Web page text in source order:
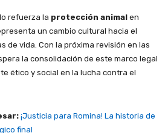
refuerza la protección animal en
un cambio cultural hacia el
de vida. Con la próxima revisión en las
la consolidación de este marco legal
ético y social en la lucha contra el
¡Justicia para Romina! La historia de
final